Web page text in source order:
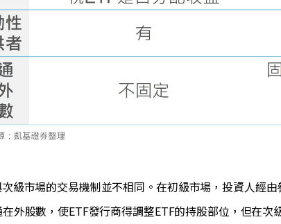
級市場的交易機制並不相同。在初級市場，投資人經
外股數，使ETF發行商得調整ETF的持股部位，但在